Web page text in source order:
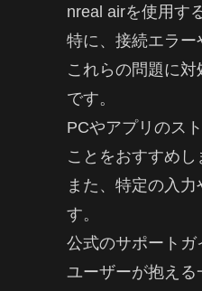
nreal airを使用す
特に、接続エラー
これらの問題に
です。
PCやアプリのス
ことをおすすめし
また、特定の入
す。
公式のサポートガ
ユーザーが抱える